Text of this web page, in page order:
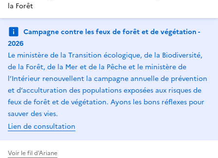
la Forêt
Campagne contre les feux de forêt et de végétation -
2026
Le ministère de la Transition écologique, de la Biodiversité,
de la Forêt, de la Mer et de la Pêche et le ministère de
l’Intérieur renouvellent la campagne annuelle de prévention
et d’acculturation des populations exposées aux risques de
feux de forêt et de végétation. Ayons les bons réflexes pour
sauver des vies.
Lien de consultation
Voir le fil d'Ariane